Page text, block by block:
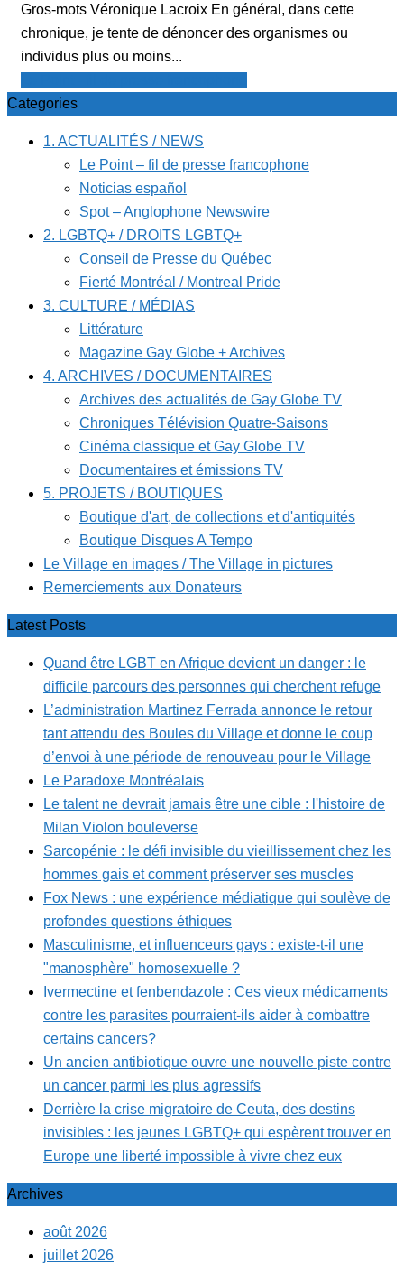
Gros-mots Véronique Lacroix En général, dans cette
chronique, je tente de dénoncer des organismes ou
individus plus ou moins...
Categories
1. ACTUALITÉS / NEWS
Le Point – fil de presse francophone
Noticias español
Spot – Anglophone Newswire
2. LGBTQ+ / DROITS LGBTQ+
Conseil de Presse du Québec
Fierté Montréal / Montreal Pride
3. CULTURE / MÉDIAS
Littérature
Magazine Gay Globe + Archives
4. ARCHIVES / DOCUMENTAIRES
Archives des actualités de Gay Globe TV
Chroniques Télévision Quatre-Saisons
Cinéma classique et Gay Globe TV
Documentaires et émissions TV
5. PROJETS / BOUTIQUES
Boutique d'art, de collections et d'antiquités
Boutique Disques A Tempo
Le Village en images / The Village in pictures
Remerciements aux Donateurs
Latest Posts
Quand être LGBT en Afrique devient un danger : le
difficile parcours des personnes qui cherchent refuge
L’administration Martinez Ferrada annonce le retour
tant attendu des Boules du Village et donne le coup
d’envoi à une période de renouveau pour le Village
Le Paradoxe Montréalais
Le talent ne devrait jamais être une cible : l'histoire de
Milan Violon bouleverse
Sarcopénie : le défi invisible du vieillissement chez les
hommes gais et comment préserver ses muscles
Fox News : une expérience médiatique qui soulève de
profondes questions éthiques
Masculinisme, et influenceurs gays : existe-t-il une
"manosphère" homosexuelle ?
Ivermectine et fenbendazole : Ces vieux médicaments
contre les parasites pourraient-ils aider à combattre
certains cancers?
Un ancien antibiotique ouvre une nouvelle piste contre
un cancer parmi les plus agressifs
Derrière la crise migratoire de Ceuta, des destins
invisibles : les jeunes LGBTQ+ qui espèrent trouver en
Europe une liberté impossible à vivre chez eux
Archives
août 2026
juillet 2026